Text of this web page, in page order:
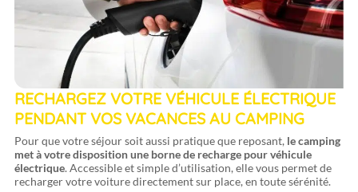
RECHARGEZ VOTRE VÉHICULE ÉLECTRIQUE
PENDANT VOS VACANCES AU CAMPING
Pour que votre séjour soit aussi pratique que reposant, le camping
met à votre disposition une borne de recharge pour véhicule
électrique. Accessible et simple d’utilisation, elle vous permet de
recharger votre voiture directement sur place, en toute sérénité.